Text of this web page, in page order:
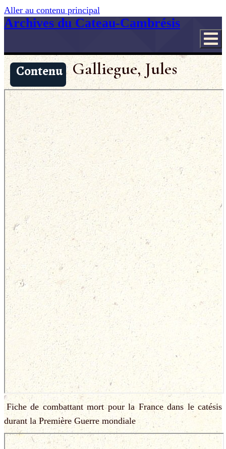
Aller au contenu principal
Archives du Cateau-Cambrésis
Contenu Galliegue, Jules
Fiche de combattant mort pour la France dans le catésis
durant la Première Guerre mondiale